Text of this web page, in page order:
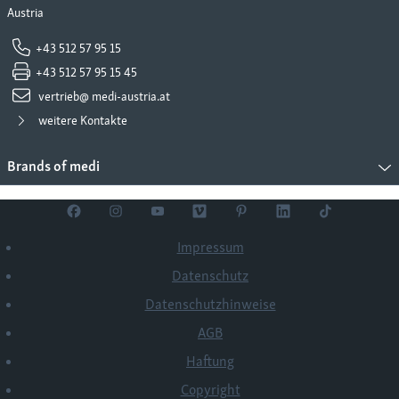
Austria
+43 512 57 95 15
+43 512 57 95 15 45
vertrieb@ medi-austria.at
weitere Kontakte
Brands of medi
Impressum
Datenschutz
Datenschutzhinweise
AGB
Haftung
Copyright